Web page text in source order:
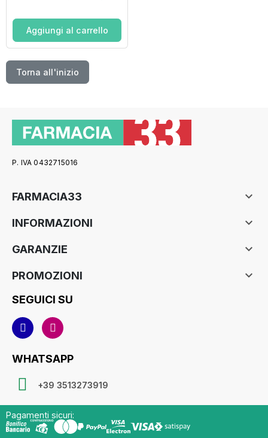
Aggiungi al carrello
Torna all'inizio
P. IVA 0432715016
FARMACIA33 
INFORMAZIONI 
GARANZIE 
PROMOZIONI 
SEGUICI SU
WHATSAPP
+39 3513273919
Pagamenti sicuri: